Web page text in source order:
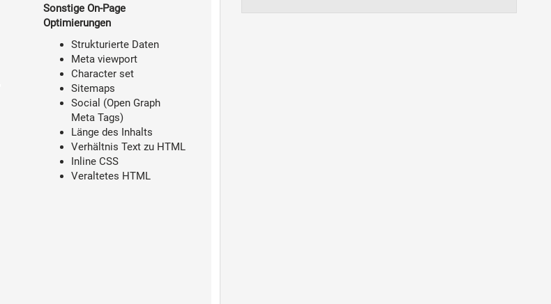
Sonstige On-Page
Optimierungen
Strukturierte Daten
Meta viewport
Character set
Sitemaps
Social (Open Graph
Meta Tags)
Länge des Inhalts
Verhältnis Text zu HTML
Inline CSS
Veraltetes HTML